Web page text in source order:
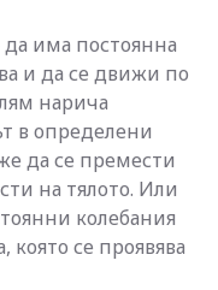
има постоянна
и да се движи по
нарича
в определени
да се премести
на тялото. Или
колебания
която се проявява